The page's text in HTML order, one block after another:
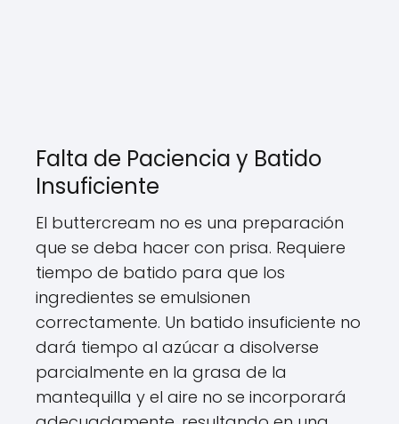
Falta de Paciencia y Batido
Insuficiente
El buttercream no es una preparación
que se deba hacer con prisa. Requiere
tiempo de batido para que los
ingredientes se emulsionen
correctamente. Un batido insuficiente no
dará tiempo al azúcar a disolverse
parcialmente en la grasa de la
mantequilla y el aire no se incorporará